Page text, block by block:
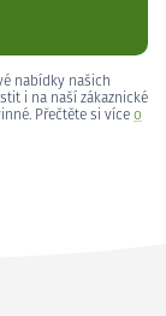
nabídky našich
i na naší zákaznické
Přečtěte si více o